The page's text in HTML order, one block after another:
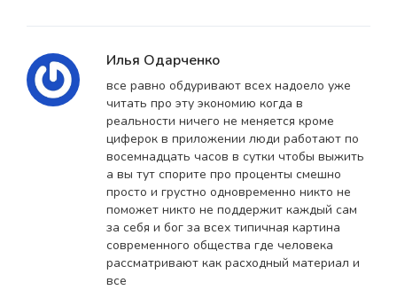
Илья Одарченко
все равно обдуривают всех надоело уже
читать про эту экономию когда в
реальности ничего не меняется кроме
циферок в приложении люди работают по
восемнадцать часов в сутки чтобы выжить
а вы тут спорите про проценты смешно
просто и грустно одновременно никто не
поможет никто не поддержит каждый сам
за себя и бог за всех типичная картина
современного общества где человека
рассматривают как расходный материал и
все